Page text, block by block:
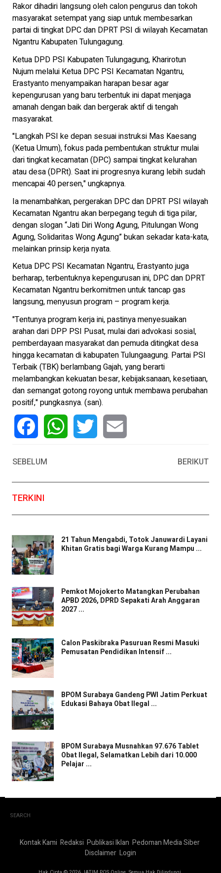
Rakor dihadiri langsung oleh calon pengurus dan tokoh
masyarakat setempat yang siap untuk membesarkan
partai di tingkat DPC dan DPRT PSI di wilayah Kecamatan
Ngantru Kabupaten Tulungagung.
Ketua DPD PSI Kabupaten Tulungagung, Kharirotun
Nujum melalui Ketua DPC PSI Kecamatan Ngantru,
Erastyanto menyampaikan harapan besar agar
kepengurusan yang baru terbentuk ini dapat menjaga
amanah dengan baik dan bergerak aktif di tengah
masyarakat.
"Langkah PSI ke depan sesuai instruksi Mas Kaesang
(Ketua Umum), fokus pada pembentukan struktur mulai
dari tingkat kecamatan (DPC) sampai tingkat kelurahan
atau desa (DPRt). Saat ini progresnya kurang lebih sudah
mencapai 40 persen," ungkapnya.
Ia menambahkan, pergerakan DPC dan DPRT PSI wilayah
Kecamatan Ngantru akan berpegang teguh di tiga pilar,
dengan slogan “Jati Diri Wong Agung, Pitulungan Wong
Agung, Solidaritas Wong Agung” bukan sekadar kata-kata,
melainkan prinsip kerja nyata.
Ketua DPC PSI Kecamatan Ngantru, Erastyanto juga
berharap, terbentuknya kepengurusan ini, DPC dan DPRT
Kecamatan Ngantru berkomitmen untuk tancap gas
langsung, menyusun program – program kerja.
"Tentunya program kerja ini, pastinya menyesuaikan
arahan dari DPP PSI Pusat, mulai dari advokasi sosial,
pemberdayaan masyarakat dan pemuda ditingkat desa
hingga kecamatan di kabupaten Tulungaagung. Partai PSI
Terbaik (TBK) berlambang Gajah, yang berarti
melambangkan kekuatan besar, kebijaksanaan, kesetiaan,
dan semangat gotong royong untuk membawa perubahan
positif," pungkasnya. (san).
SEBELUM
BERIKUT
TERKINI
21 Tahun Mengabdi, Totok Januwardi Layani
Khitan Gratis bagi Warga Kurang Mampu ...
Pemkot Mojokerto Matangkan Perubahan
APBD 2026, DPRD Sepakati Arah Anggaran
2027 ...
Calon Paskibraka Pasuruan Resmi Masuki
Pemusatan Pendidikan Intensif ...
BPOM Surabaya Gandeng PWI Jatim Perkuat
Edukasi Bahaya Obat Ilegal ...
BPOM Surabaya Musnahkan 97.676 Tablet
Obat Ilegal, Selamatkan Lebih dari 10.000
Pelajar ...
SEARCH
Kontak Kami Redaksi Publikasi Iklan Pedoman Media Siber
Disclaimer Login